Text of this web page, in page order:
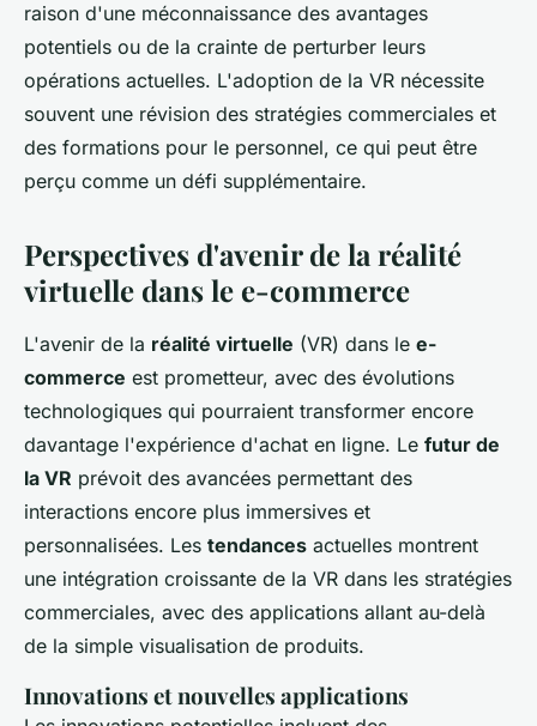
raison d'une méconnaissance des avantages
potentiels ou de la crainte de perturber leurs
opérations actuelles. L'adoption de la VR nécessite
souvent une révision des stratégies commerciales et
des formations pour le personnel, ce qui peut être
perçu comme un défi supplémentaire.
Perspectives d'avenir de la réalité
virtuelle dans le e-commerce
L'avenir de la réalité virtuelle (VR) dans le e-
commerce est prometteur, avec des évolutions
technologiques qui pourraient transformer encore
davantage l'expérience d'achat en ligne. Le futur de
la VR prévoit des avancées permettant des
interactions encore plus immersives et
personnalisées. Les tendances actuelles montrent
une intégration croissante de la VR dans les stratégies
commerciales, avec des applications allant au-delà
de la simple visualisation de produits.
Innovations et nouvelles applications